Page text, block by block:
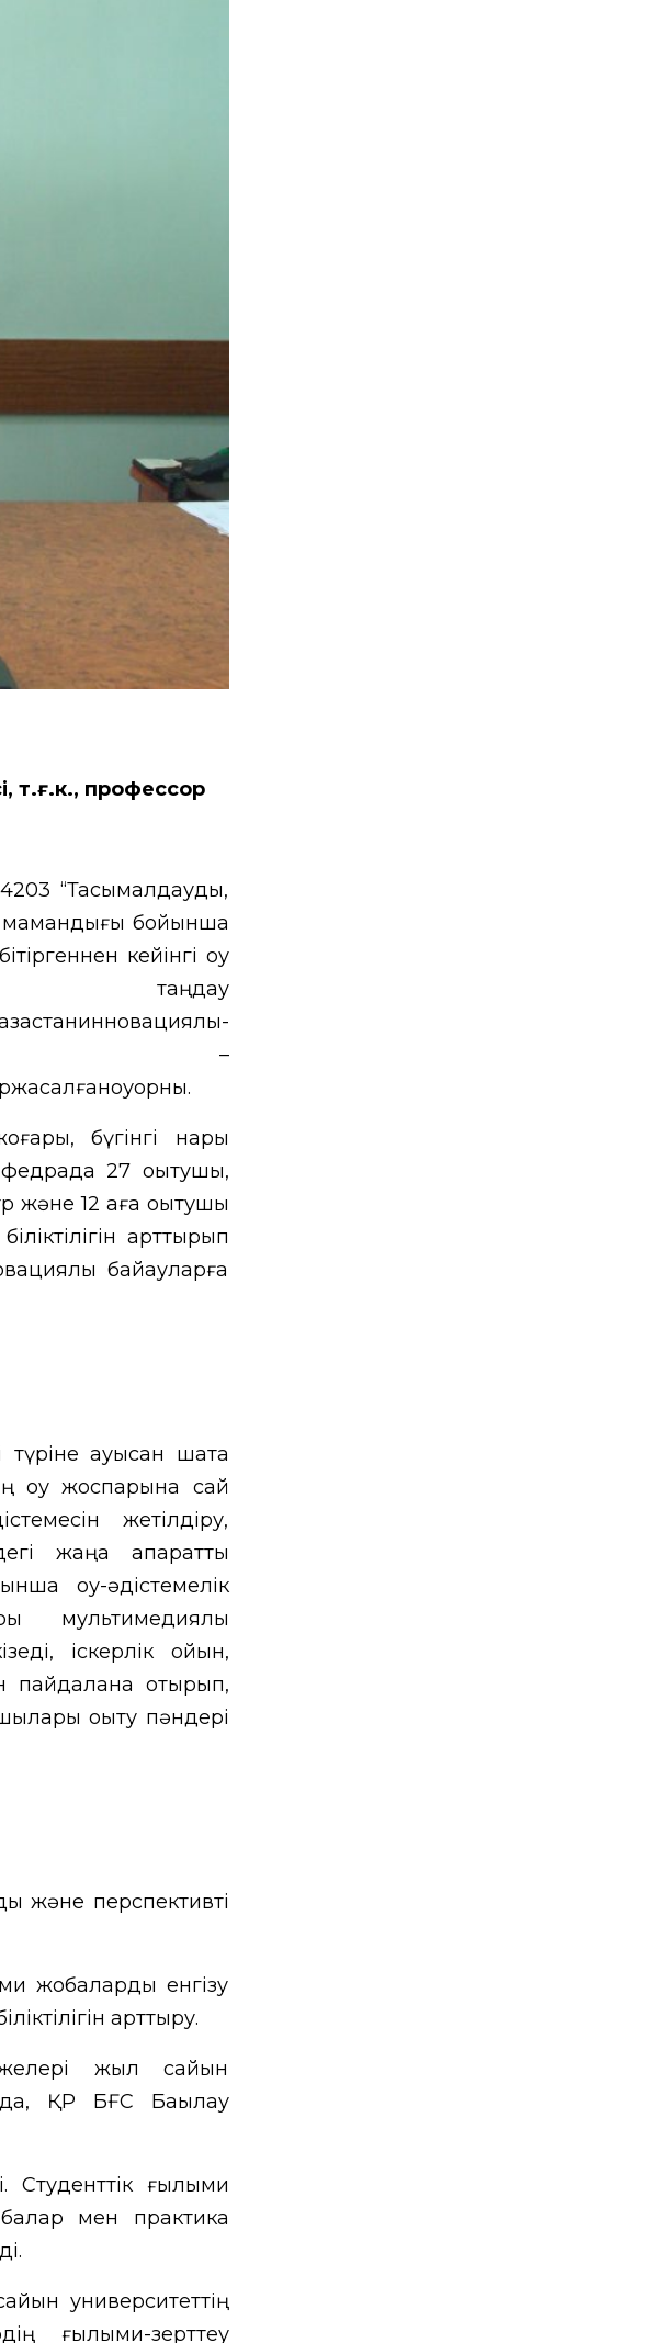
т.ғ.к., профессор
“Тасымалдауды,
мамандығы бойынша
кейінгі оқу
–
бүгінгі нарық
27 оқытушы,
және 12 аға оқытушы
арттырып
байқауларға
ауысқан шақта
оқу жоспарына сай
жетілдіру,
жаңа ақпараттық
оқу-әдістемелік
мультимедиялық
іскерлік ойын,
пайдалана отырып,
оқыту пәндері
және перспективті
жобаларды енгізу
арттыру.
жыл сайын
ҚР БҒС Бақылау
Студенттік ғылыми
мен практика
университеттің
ғылыми-зерттеу